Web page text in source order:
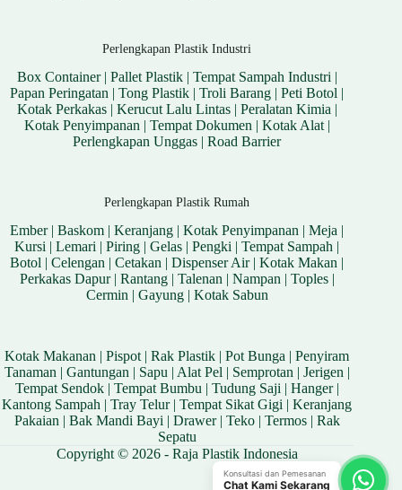
Perlengkapan Plastik Industri
Box Container| Pallet Plastik| Tempat Sampah Industri |
Papan Peringatan |Tong Plastik |Troli Barang |Peti Botol |
Kotak Perkakas| Kerucut Lalu Lintas| Peralatan Kimia |
Kotak Penyimpanan | Tempat Dokumen | Kotak Alat|
Perlengkapan Unggas |Road Barrier
Perlengkapan Plastik Rumah
Ember|Baskom |Keranjang |Kotak Penyimpanan |Meja |
Kursi |Lemari |Piring |Gelas |Pengki |Tempat Sampah |
Botol |Celengan |Cetakan |Dispenser Air|Kotak Makan |
Perkakas Dapur| Rantang| Talenan | Nampan | Toples|
Cermin | Gayung| Kotak Sabun
Kotak Makanan |Pispot |Rak Plastik |Pot Bunga |Penyiram
Tanaman | Gantungan | Sapu | Alat Pel | Semprotan | Jerigen |
Tempat Sendok| Tempat Bumbu | Tudung Saji | Hanger|
Kantong Sampah |Tray Telur|Tempat Sikat Gigi |Keranjang
Pakaian | Bak Mandi Bayi | Drawer| Teko| Termos| Rak
Sepatu
Copyright © 2026 - Raja Plastik Indonesia
Konsultasi dan Pemesanan
Chat Kami Sekarang